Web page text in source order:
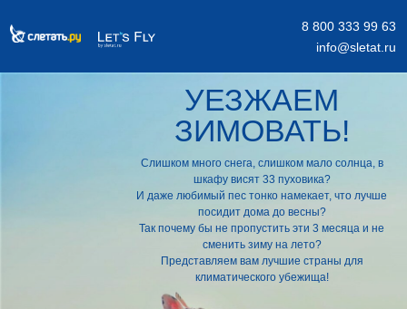
info@sletat.ru
8 800 333 99 63
УЕЗЖАЕМ
ЗИМОВАТЬ!
Слишком много снега, слишком мало солнца, в
шкафу висят 33 пуховика?
И даже любимый пес тонко намекает, что лучше
посидит дома до весны?
Так почему бы не пропустить эти 3 месяца и не
сменить зиму на лето?
Представляем вам лучшие страны для
климатического убежища!